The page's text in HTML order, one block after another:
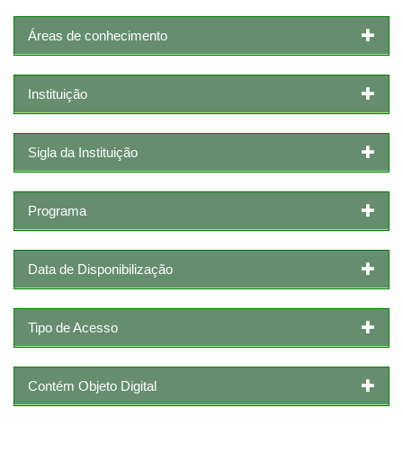
Áreas de conhecimento
Instituição
Sigla da Instituição
Programa
Data de Disponibilização
Tipo de Acesso
Contém Objeto Digital